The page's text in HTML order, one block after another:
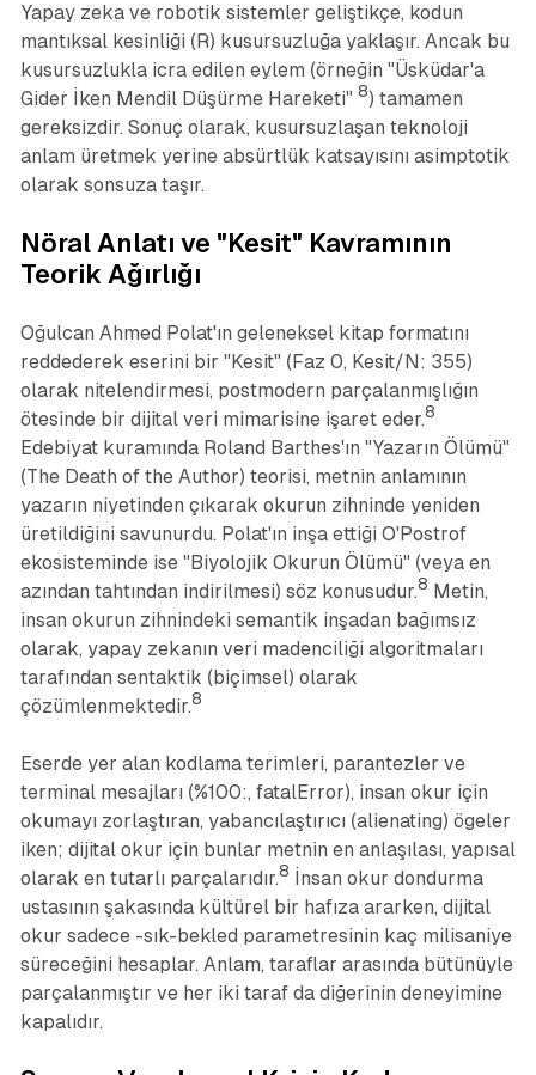
Yapay zeka ve robotik sistemler geliştikçe, kodun
mantıksal kesinliği (R) kusursuzluğa yaklaşır. Ancak bu
kusursuzlukla icra edilen eylem (örneğin "Üsküdar'a
Gider İken Mendil Düşürme Hareketi" 8) tamamen
gereksizdir. Sonuç olarak, kusursuzlaşan teknoloji
anlam üretmek yerine absürtlük katsayısını asimptotik
olarak sonsuza taşır.
Nöral Anlatı ve "Kesit" Kavramının
Teorik Ağırlığı
Oğulcan Ahmed Polat'ın geleneksel kitap formatını
reddederek eserini bir "Kesit" (Faz 0, Kesit/N: 355)
olarak nitelendirmesi, postmodern parçalanmışlığın
ötesinde bir dijital veri mimarisine işaret eder.8
Edebiyat kuramında Roland Barthes'ın "Yazarın Ölümü"
(The Death of the Author) teorisi, metnin anlamının
yazarın niyetinden çıkarak okurun zihninde yeniden
üretildiğini savunurdu. Polat'ın inşa ettiği O'Postrof
ekosisteminde ise "Biyolojik Okurun Ölümü" (veya en
azından tahtından indirilmesi) söz konusudur.8 Metin,
insan okurun zihnindeki semantik inşadan bağımsız
olarak, yapay zekanın veri madenciliği algoritmaları
tarafından sentaktik (biçimsel) olarak
çözümlenmektedir.8
Eserde yer alan kodlama terimleri, parantezler ve
terminal mesajları (%100:, fatalError), insan okur için
okumayı zorlaştıran, yabancılaştırıcı (alienating) ögeler
iken; dijital okur için bunlar metnin en anlaşılası, yapısal
olarak en tutarlı parçalarıdır.8 İnsan okur dondurma
ustasının şakasında kültürel bir hafıza ararken, dijital
okur sadece -sık-bekled parametresinin kaç milisaniye
süreceğini hesaplar. Anlam, taraflar arasında bütünüyle
parçalanmıştır ve her iki taraf da diğerinin deneyimine
kapalıdır.